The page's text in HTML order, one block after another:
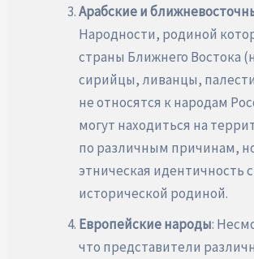
Арабские и
Народности, родиной
страны Ближнего Востока
сирийцы, ливанцы,
не относятся к народам
могут находиться на
по различным причинам,
этническая идентичность
исторической родиной.
Европейские народы:
что представители